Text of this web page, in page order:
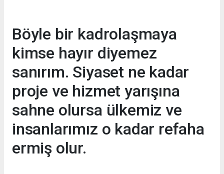
Böyle bir kadrolaşmaya
kimse hayır diyemez
sanırım. Siyaset ne kadar
proje ve hizmet yarışına
sahne olursa ülkemiz ve
insanlarımız o kadar refaha
ermiş olur.